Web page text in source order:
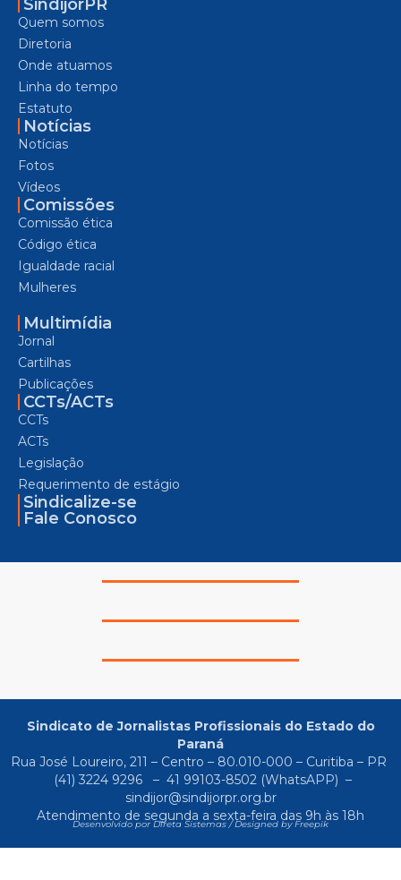
SindijorPR
Quem somos
Diretoria
Onde atuamos
Linha do tempo
Estatuto
Notícias
Notícias
Fotos
Vídeos
Comissões
Comissão ética
Código ética
Igualdade racial
Mulheres
Multimídia
Jornal
Cartilhas
Publicações
CCTs/ACTs
CCTs
ACTs
Legislação
Requerimento de estágio
Sindicalize-se
Fale Conosco
Sindicato de Jornalistas Profissionais do Estado do
Paraná
Rua José Loureiro, 211 – Centro – 80.010-000 – Curitiba – PR
(41) 3224 9296
– 41 99103-8502(WhatsAPP) –
sindijor@sindijorpr.org.br
Atendimento de segunda a sexta-feira das 9h às 18h
Desenvolvido por Direta Sistemas /Designed by Freepik